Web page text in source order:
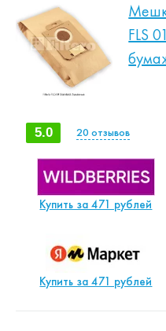
FLS
5.0 20 отзывов
Купить за 471 рублей
Купить за 471 рублей